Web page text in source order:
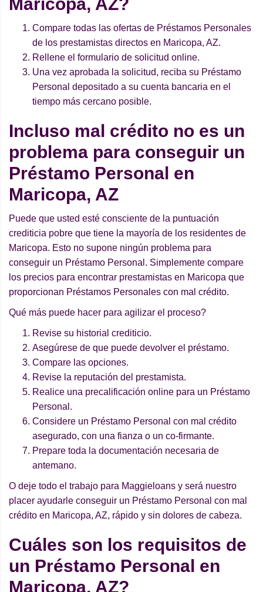
Maricopa, AZ?
Compare todas las ofertas de Préstamos Personales
de los prestamistas directos en Maricopa, AZ.
Rellene el formulario de solicitud online.
Una vez aprobada la solicitud, reciba su Préstamo
Personal depositado a su cuenta bancaria en el
tiempo más cercano posible.
Incluso mal crédito no es un
problema para conseguir un
Préstamo Personal en
Maricopa, AZ
Puede que usted esté consciente de la puntuación
crediticia pobre que tiene la mayoría de los residentes de
Maricopa. Esto no supone ningún problema para
conseguir un Préstamo Personal. Simplemente compare
los precios para encontrar prestamistas en Maricopa que
proporcionan Préstamos Personales con mal crédito.
Qué más puede hacer para agilizar el proceso?
Revise su historial crediticio.
Asegúrese de que puede devolver el préstamo.
Compare las opciones.
Revise la reputación del prestamista.
Realice una precalificación online para un Préstamo
Personal.
Considere un Préstamo Personal con mal crédito
asegurado, con una fianza o un co-firmante.
Prepare toda la documentación necesaria de
antemano.
O deje todo el trabajo para Maggieloans y será nuestro
placer ayudarle conseguir un Préstamo Personal con mal
crédito en Maricopa, AZ, rápido y sin dolores de cabeza.
Cuáles son los requisitos de
un Préstamo Personal en
Maricopa, AZ?